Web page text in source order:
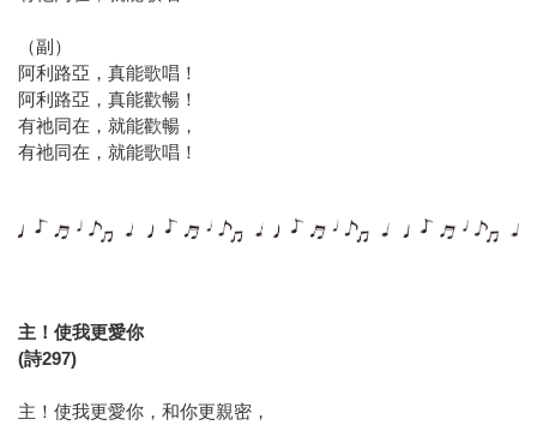
（副）
阿利路亞，真能歌唱！
阿利路亞，真能歡暢！
有祂同在，就能歡暢，
有祂同在，就能歌唱！
主！使我更愛你
(詩297)
主！使我更愛你，和你更親密，